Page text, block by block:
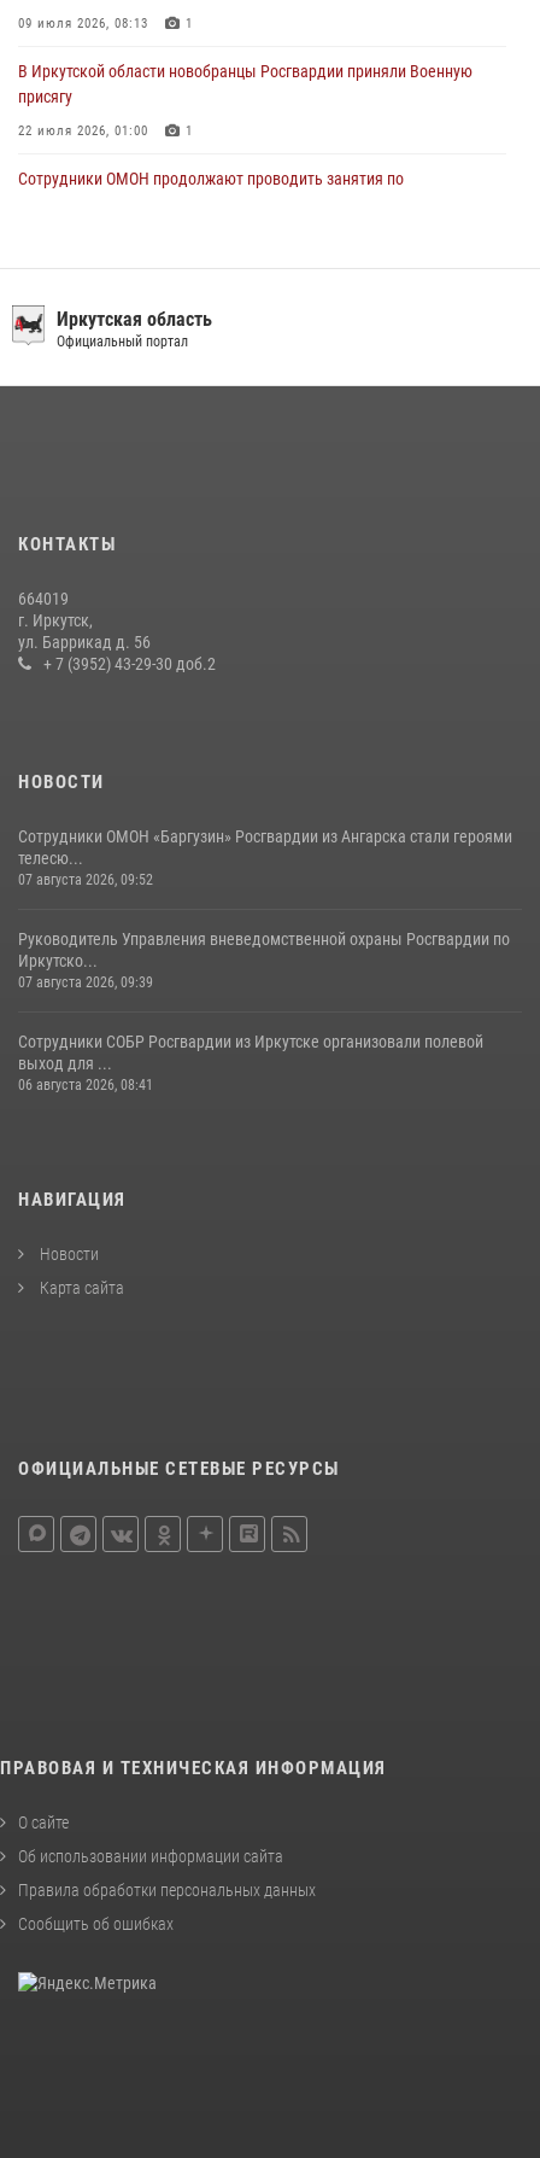
09 июля 2026, 08:13 1
В Иркутской области новобранцы Росгвардии приняли Военную
присягу
22 июля 2026, 01:00 1
Сотрудники ОМОН продолжают проводить занятия по
пенсионерку, страдающую потерей памяти
16 июля 2026, 06:50
приняли участие в благотворительной акции
В Иркутской области состоится прямая линия по вопросам
поступления на службу в Росгвардию
Иркутская область
Официальный портал
КОНТАКТЫ
664019
г. Иркутск,
ул. Баррикад д. 56
+ 7 (3952) 43-29-30 доб.2
НОВОСТИ
Сотрудники ОМОН «Баргузин» Росгвардии из Ангарска стали героями
телесю...
07 августа 2026, 09:52
Руководитель Управления вневедомственной охраны Росгвардии по
Иркутско...
07 августа 2026, 09:39
Сотрудники СОБР Росгвардии из Иркутске организовали полевой
выход для ...
06 августа 2026, 08:41
НАВИГАЦИЯ
Новости
Карта сайта
ОФИЦИАЛЬНЫЕ СЕТЕВЫЕ РЕСУРСЫ
ПРАВОВАЯ И ТЕХНИЧЕСКАЯ ИНФОРМАЦИЯ
О сайте
Об использовании информации сайта
Правила обработки персональных данных
Сообщить об ошибках